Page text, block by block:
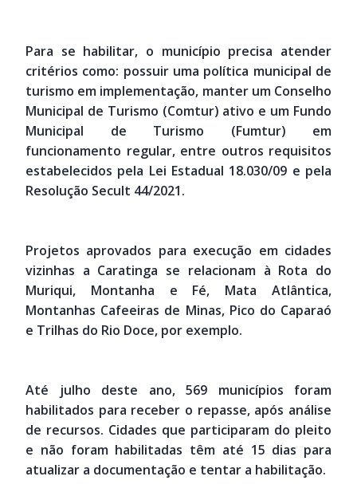
Para se habilitar, o município precisa atender
critérios como: possuir uma política municipal de
turismo em implementação, manter um Conselho
Municipal de Turismo (Comtur) ativo e um Fundo
Municipal de Turismo (Fumtur) em
funcionamento regular, entre outros requisitos
estabelecidos pela Lei Estadual 18.030/09 e pela
Resolução Secult 44/2021.
Projetos aprovados para execução em cidades
vizinhas a Caratinga se relacionam à Rota do
Muriqui, Montanha e Fé, Mata Atlântica,
Montanhas Cafeeiras de Minas, Pico do Caparaó
e Trilhas do Rio Doce, por exemplo.
Até julho deste ano, 569 municípios foram
habilitados para receber o repasse, após análise
de recursos. Cidades que participaram do pleito
e não foram habilitadas têm até 15 dias para
atualizar a documentação e tentar a habilitação.